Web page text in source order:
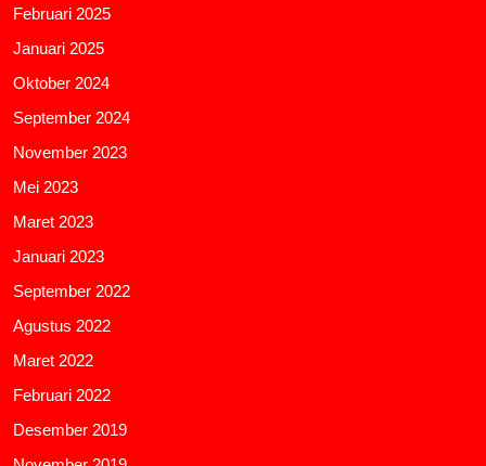
Februari 2025
Januari 2025
Oktober 2024
September 2024
November 2023
Mei 2023
Maret 2023
Januari 2023
September 2022
Agustus 2022
Maret 2022
Februari 2022
Desember 2019